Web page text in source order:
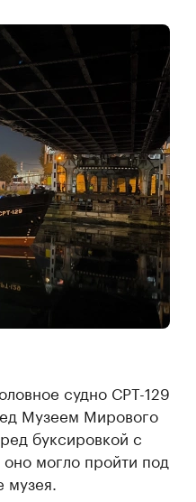
судно СРТ-129
Музеем Мирового
буксировкой с
могло пройти под